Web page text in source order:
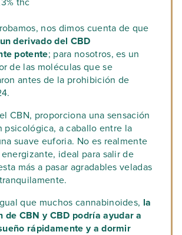
thc
nos dimos cuenta de que
derivado del CBD
potente; para nosotros, es un
de las moléculas que se
antes de la prohibición de
CBN, proporciona una sensación
psicológica, a caballo entre la
suave euforia. No es realmente
ideal para salir de
más a pasar agradables veladas
que muchos cannabinoides, la
de CBN y CBD podría ayudar a
rápidamente y a dormir